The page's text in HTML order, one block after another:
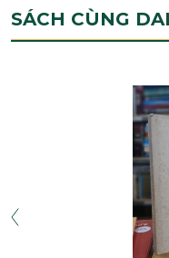
SÁCH CÙNG